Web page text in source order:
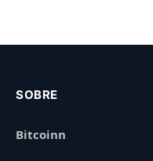
SOBRE
Bitcoinn